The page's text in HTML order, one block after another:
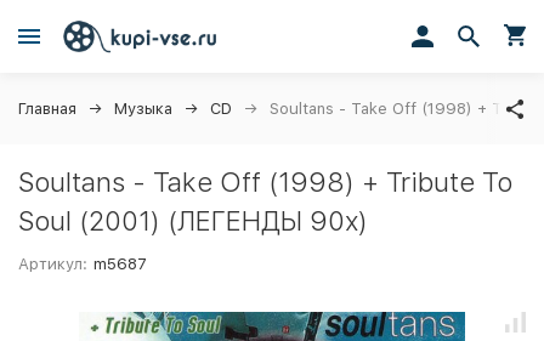
Главная Музыка CD Soultans - Take Off (1998) +
Soultans - Take Off (1998) + Tribute To
Soul (2001) (ЛЕГЕНДЫ 90х)
Артикул: m5687